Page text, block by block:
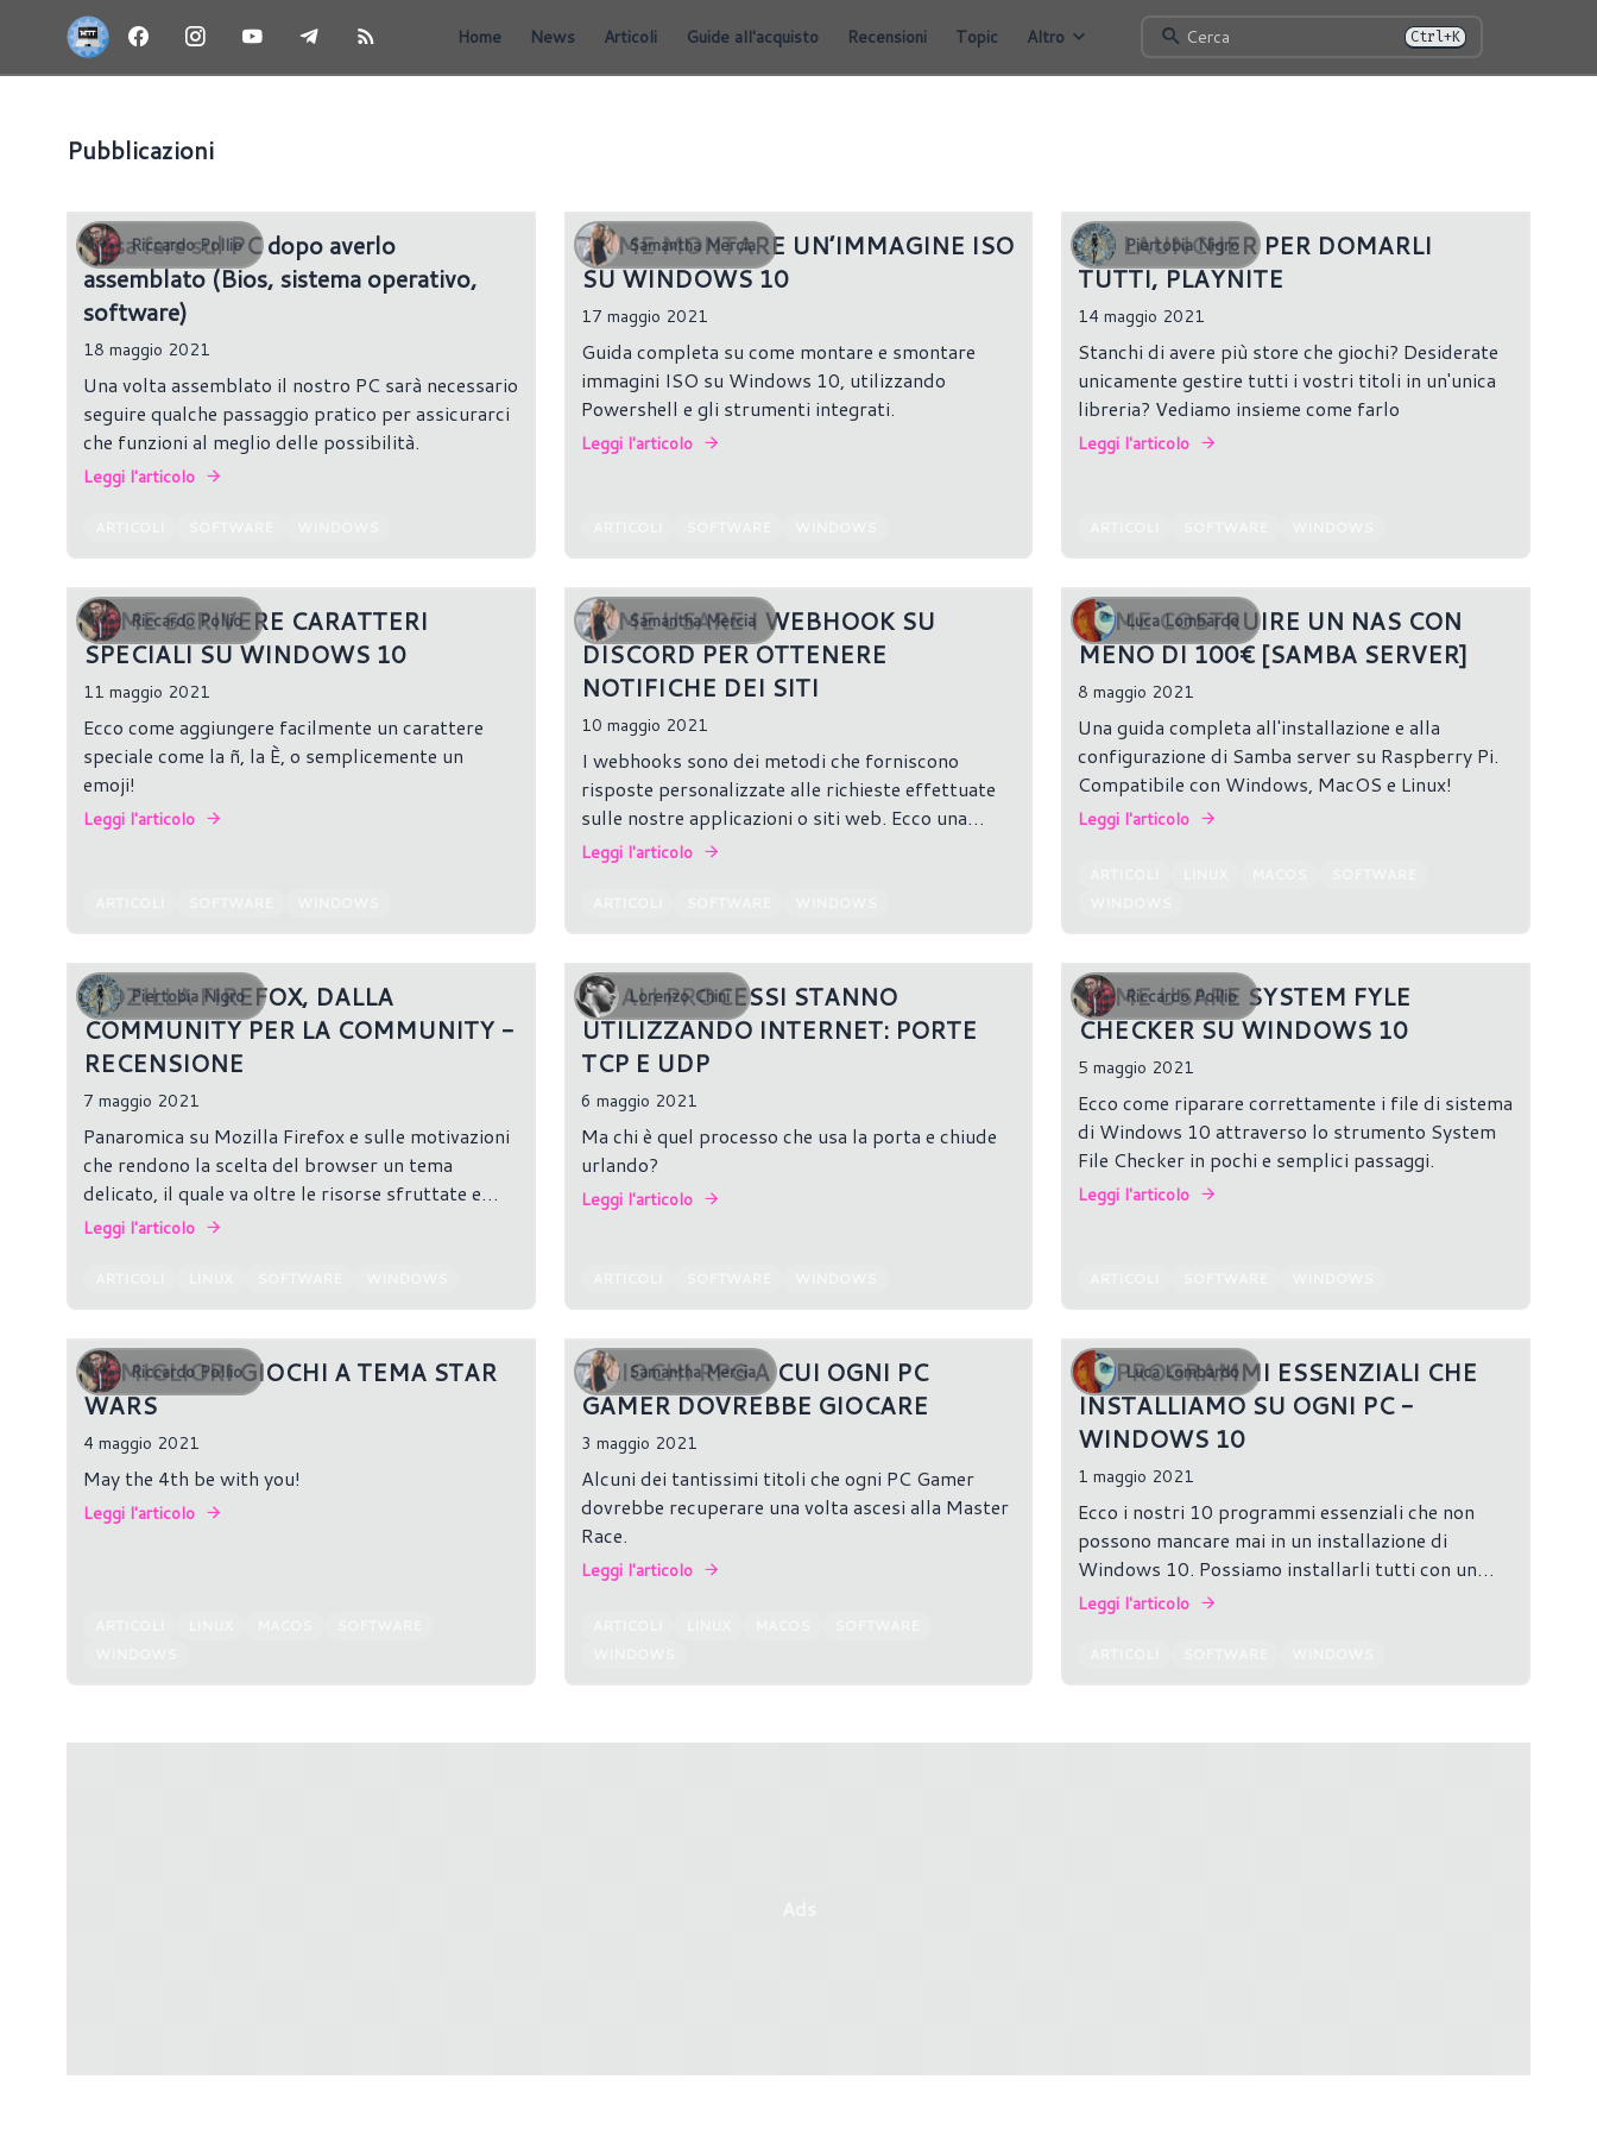
Home News Articoli Guide all'acquisto Recensioni Topic Altro Cerca Ctrl+K
Pubblicazioni
Riccardo Pollio
Cosa fare sul PC dopo averlo
assemblato (Bios, sistema operativo,
software)
18 maggio 2021
Una volta assemblato il nostro PC sarà necessario
seguire qualche passaggio pratico per assicurarci
che funzioni al meglio delle possibilità.
Leggi l'articolo
Samantha Mercia
COME MONTARE UN’IMMAGINE ISO
SU WINDOWS 10
17 maggio 2021
Guida completa su come montare e smontare
immagini ISO su Windows 10, utilizzando
Powershell e gli strumenti integrati.
Leggi l'articolo
Piertobia Nigro
UN LAUNCHER PER DOMARLI
TUTTI, PLAYNITE
14 maggio 2021
Stanchi di avere più store che giochi? Desiderate
unicamente gestire tutti i vostri titoli in un'unica
libreria? Vediamo insieme come farlo
Leggi l'articolo
Riccardo Pollio
COME SCRIVERE CARATTERI
SPECIALI SU WINDOWS 10
11 maggio 2021
Ecco come aggiungere facilmente un carattere
speciale come la ñ, la È, o semplicemente un
emoji!
Leggi l'articolo
Samantha Mercia
COME USARE I WEBHOOK SU
DISCORD PER OTTENERE
NOTIFICHE DEI SITI
10 maggio 2021
I webhooks sono dei metodi che forniscono
risposte personalizzate alle richieste effettuate
sulle nostre applicazioni o siti web. Ecco una
guida semplicissima per capire come
Leggi l'articolo
Luca Lombardo
COME COSTRUIRE UN NAS CON
MENO DI 100€ [SAMBA SERVER]
8 maggio 2021
Una guida completa all'installazione e alla
configurazione di Samba server su Raspberry Pi.
Compatibile con Windows, MacOS e Linux!
Leggi l'articolo
Piertobia Nigro
MOZILLA FIREFOX, DALLA
COMMUNITY PER LA COMMUNITY -
RECENSIONE
7 maggio 2021
Panaromica su Mozilla Firefox e sulle motivazioni
che rendono la scelta del browser un tema
delicato, il quale va oltre le risorse sfruttate e
velocità di caricamento della pagine.
Leggi l'articolo
Lorenzo Chini
QUALI PROCESSI STANNO
UTILIZZANDO INTERNET: PORTE
TCP E UDP
6 maggio 2021
Ma chi è quel processo che usa la porta e chiude
urlando?
Leggi l'articolo
Riccardo Pollio
COME USARE SYSTEM FYLE
CHECKER SU WINDOWS 10
5 maggio 2021
Ecco come riparare correttamente i file di sistema
di Windows 10 attraverso lo strumento System
File Checker in pochi e semplici passaggi.
Leggi l'articolo
Riccardo Pollio
I 5 MIGLIORI GIOCHI A TEMA STAR
WARS
4 maggio 2021
May the 4th be with you!
Leggi l'articolo
Samantha Mercia
5 GIOCHI RPG A CUI OGNI PC
GAMER DOVREBBE GIOCARE
3 maggio 2021
Alcuni dei tantissimi titoli che ogni PC Gamer
dovrebbe recuperare una volta ascesi alla Master
Race.
Leggi l'articolo
Luca Lombardo
10 PROGRAMMI ESSENZIALI CHE
INSTALLIAMO SU OGNI PC -
WINDOWS 10
1 maggio 2021
Ecco i nostri 10 programmi essenziali che non
possono mancare mai in un installazione di
Windows 10. Possiamo installarli tutti con un
solo comando!
Leggi l'articolo